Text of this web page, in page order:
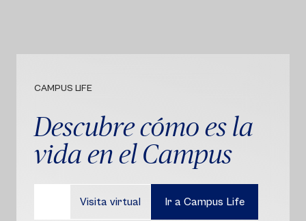
CAMPUS LIFE
Descubre cómo es la
vida en el Campus
Visita virtual Ir a Campus Life